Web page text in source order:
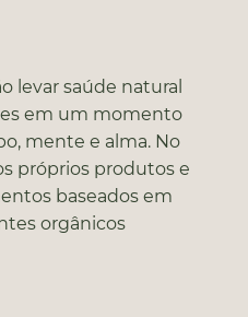
levar saúde natural
em um momento
mente e alma. No
próprios produtos e
baseados em
orgânicos